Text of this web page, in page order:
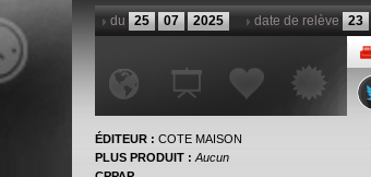
du 25 07 2025 date de relève 23
ÉDITEUR : COTE MAISON
PLUS PRODUIT : Aucun